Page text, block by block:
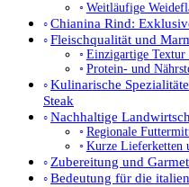
Weitläufige
Chianina Rind:
Fleischqualität und
Einzigartige Textur
Protein- und
Kulinarische
Steak
Nachhaltige
Regionale
Kurze Lieferketten
Zubereitung und
Bedeutung für die